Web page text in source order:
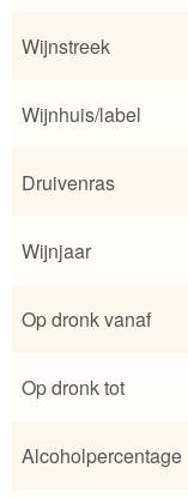
Wijnstreek
Wijnhuis/label
Druivenras
Wijnjaar
Op dronk vanaf
Op dronk tot
Alcoholpercentage